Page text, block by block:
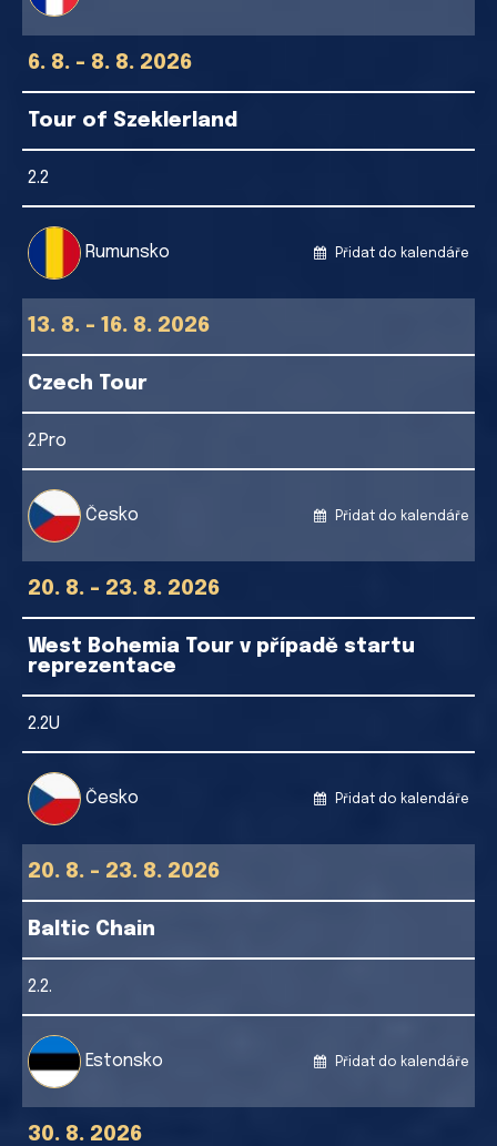
6. 8. - 8. 8. 2026
Tour of Szeklerland
2.2
Rumunsko Přidat do kalendáře
13. 8. - 16. 8. 2026
Czech Tour
2.Pro
Česko Přidat do kalendáře
20. 8. - 23. 8. 2026
West Bohemia Tour v případě startu
reprezentace
2.2U
Česko Přidat do kalendáře
20. 8. - 23. 8. 2026
Baltic Chain
2.2.
Estonsko Přidat do kalendáře
30. 8. 2026